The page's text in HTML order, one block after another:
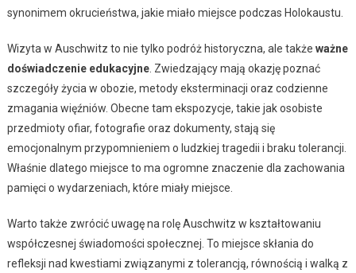
synonimem okrucieństwa, jakie miało miejsce podczas Holokaustu.
Wizyta w Auschwitz to nie tylko podróż historyczna, ale także ważne
doświadczenie edukacyjne. Zwiedzający mają okazję poznać
szczegóły życia w obozie, metody eksterminacji oraz codzienne
zmagania więźniów. Obecne tam ekspozycje, takie jak osobiste
przedmioty ofiar, fotografie oraz dokumenty, stają się
emocjonalnym przypomnieniem o ludzkiej tragedii i braku tolerancji.
Właśnie dlatego miejsce to ma ogromne znaczenie dla zachowania
pamięci o wydarzeniach, które miały miejsce.
Warto także zwrócić uwagę na rolę Auschwitz w kształtowaniu
współczesnej świadomości społecznej. To miejsce skłania do
refleksji nad kwestiami związanymi z tolerancją, równością i walką z